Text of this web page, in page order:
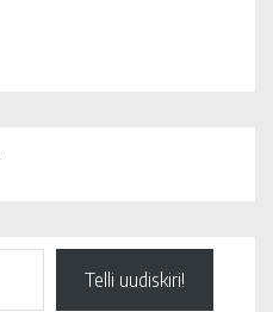
Telli uudiskiri!